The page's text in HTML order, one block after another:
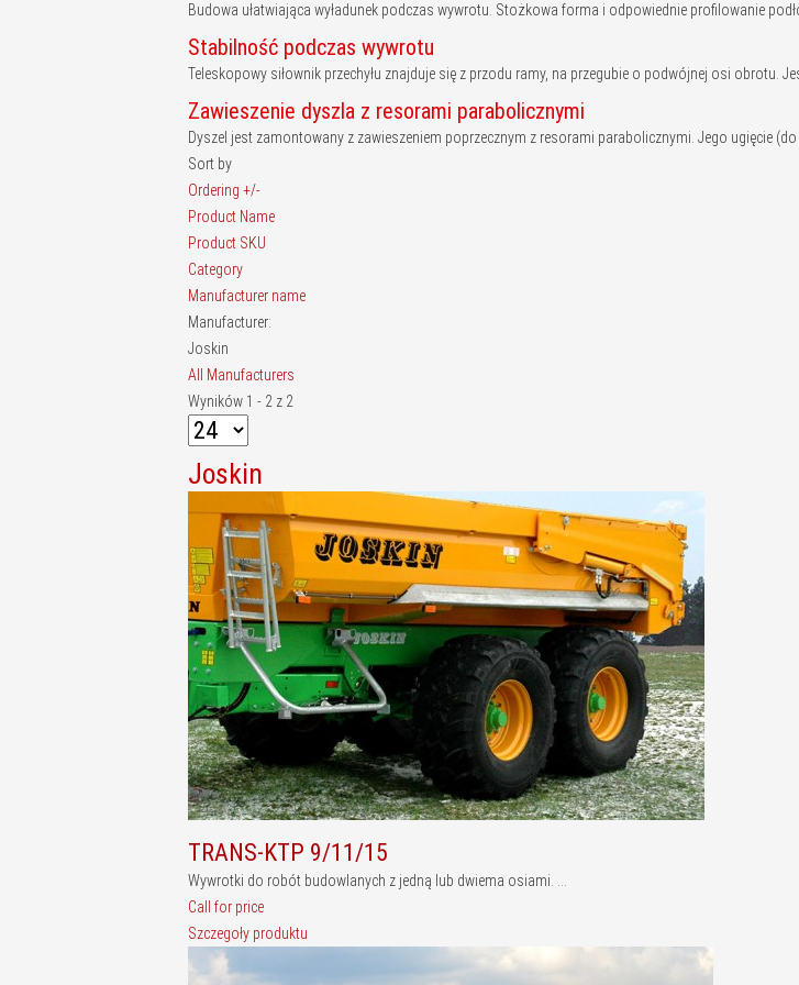
Budowa ułatwiająca wyładunek podczas wywrotu. Stożkowa forma i odpowiednie profilowanie
Stabilność podczas wywrotu
Teleskopowy siłownik przechyłu znajduje się z przodu ramy, na przegubie o podwójnej osi obrotu.
Zawieszenie dyszla z resorami parabolicznymi
Dyszel jest zamontowany z zawieszeniem poprzecznym z resorami parabolicznymi. Jego ugięcie
Sort by
Ordering +/-
Product Name
Product SKU
Category
Manufacturer name
Manufacturer:
Joskin
All Manufacturers
Wyników 1 - 2 z 2
Joskin
TRANS-KTP 9/11/15
Wywrotki do robót budowlanych z jedną lub dwiema osiami. ...
Call for price
Szczegoły produktu